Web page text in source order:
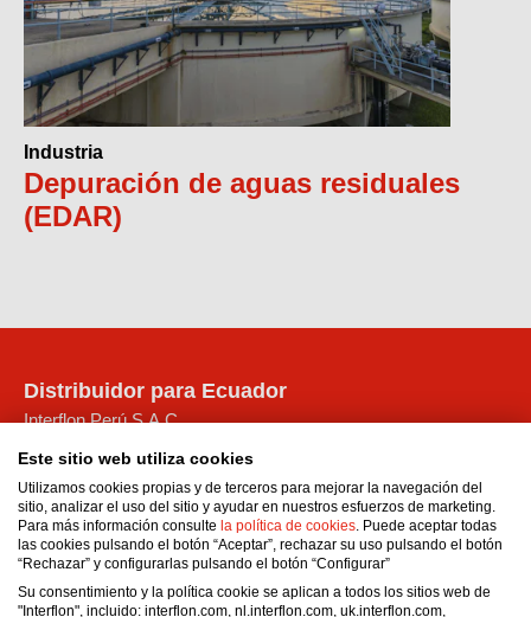
Industria
Depuración de aguas residuales
(EDAR)
Distribuidor para Ecuador
Interflon Perú S.A.C.
Calle Joaquin Capello No. 194
Municipalidad Metropolitana de Lima
Perú
Email:administracionperu1@interflon.com
Teléfono móvil
Este sitio web utiliza cookies
Utilizamos cookies propias y de terceros para mejorar la navegación del
sitio, analizar el uso del sitio y ayudar en nuestros esfuerzos de marketing.
Para más información consulte la política de cookies. Puede aceptar todas
las cookies pulsando el botón “Aceptar”, rechazar su uso pulsando el botón
“Rechazar” y configurarlas pulsando el botón “Configurar”
Su consentimiento y la política cookie se aplican a todos los sitios web de
"Interflon", incluido: interflon.com, nl.interflon.com, uk.interflon.com,